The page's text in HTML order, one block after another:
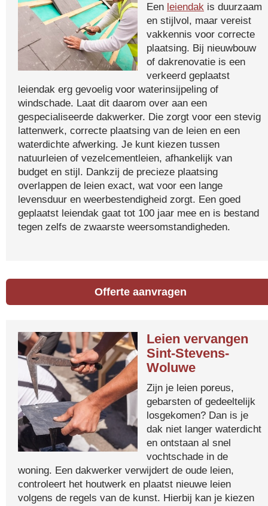
Een leiendak is duurzaam
en stijlvol, maar vereist
vakkennis voor correcte
plaatsing. Bij nieuwbouw
of dakrenovatie is een
verkeerd geplaatst
leiendak erg gevoelig voor waterinsijpeling of
windschade. Laat dit daarom over aan een
gespecialiseerde dakwerker. Die zorgt voor een stevig
lattenwerk, correcte plaatsing van de leien en een
waterdichte afwerking. Je kunt kiezen tussen
natuurleien of vezelcementleien, afhankelijk van
budget en stijl. Dankzij de precieze plaatsing
overlappen de leien exact, wat voor een lange
levensduur en weerbestendigheid zorgt. Een goed
geplaatst leiendak gaat tot 100 jaar mee en is bestand
tegen zelfs de zwaarste weersomstandigheden.
Offerte aanvragen
Leien vervangen
Sint-Stevens-
Woluwe
Zijn je leien poreus,
gebarsten of gedeeltelijk
losgekomen? Dan is je
dak niet langer waterdicht
en ontstaan al snel
vochtschade in de
woning. Een dakwerker verwijdert de oude leien,
controleert het houtwerk en plaatst nieuwe leien
volgens de regels van de kunst. Hierbij kan je kiezen